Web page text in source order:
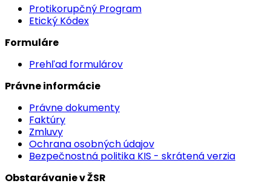
Protikorupčný Program
Etický Kódex
Formuláre
Prehľad formulárov
Právne informácie
Právne dokumenty
Faktúry
Zmluvy
Ochrana osobných údajov
Bezpečnostná politika KIS - skrátená verzia
Obstarávanie v ŽSR